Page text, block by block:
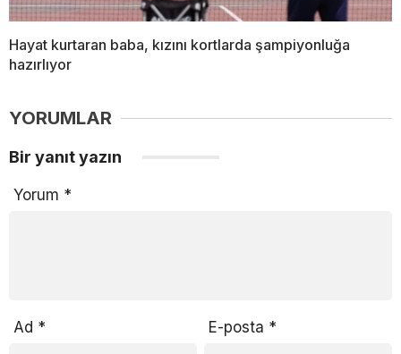
Hayat kurtaran baba, kızını kortlarda şampiyonluğa
hazırlıyor
YORUMLAR
Bir yanıt yazın
Yorum *
Ad * E-posta *